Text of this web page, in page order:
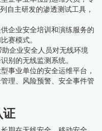
自主研发的渗透测试工具，
供企业安全培训和演练服务的
赛模式。
助企业安全人员对无线环境
别的无线监测系统。
型事业单位的安全运维平台，
理、风险预警、安全事件管